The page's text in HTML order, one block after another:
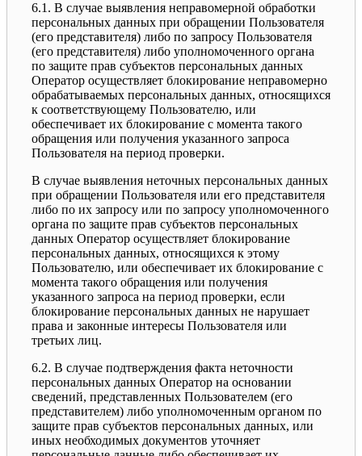
6.1. В случае выявления неправомерной обработки
персональных данных при обращении Пользователя
(его представителя) либо по запросу Пользователя
(его представителя) либо уполномоченного органа
по защите прав субъектов персональных данных
Оператор осуществляет блокирование неправомерно
обрабатываемых персональных данных, относящихся
к соответствующему Пользователю, или
обеспечивает их блокирование с момента такого
обращения или получения указанного запроса
Пользователя на период проверки.
В случае выявления неточных персональных данных
при обращении Пользователя или его представителя
либо по их запросу или по запросу уполномоченного
органа по защите прав субъектов персональных
данных Оператор осуществляет блокирование
персональных данных, относящихся к этому
Пользователю, или обеспечивает их блокирование с
момента такого обращения или получения
указанного запроса на период проверки, если
блокирование персональных данных не нарушает
права и законные интересы Пользователя или
третьих лиц.
6.2. В случае подтверждения факта неточности
персональных данных Оператор на основании
сведений, представленных Пользователем (его
представителем) либо уполномоченным органом по
защите прав субъектов персональных данных, или
иных необходимых документов уточняет